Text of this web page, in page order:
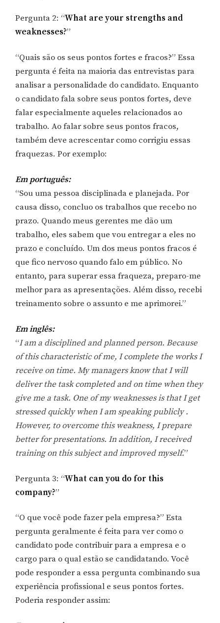
Pergunta 2: “What are your strengths and
weaknesses?”
“Quais são os seus pontos fortes e fracos?” Essa
pergunta é feita na maioria das entrevistas para
analisar a personalidade do candidato. Enquanto
o candidato fala sobre seus pontos fortes, deve
falar especialmente aqueles relacionados ao
trabalho. Ao falar sobre seus pontos fracos,
também deve acrescentar como corrigiu essas
fraquezas. Por exemplo:
Em português:
“Sou uma pessoa disciplinada e planejada. Por
causa disso, concluo os trabalhos que recebo no
prazo. Quando meus gerentes me dão um
trabalho, eles sabem que vou entregar a eles no
prazo e concluído. Um dos meus pontos fracos é
que fico nervoso quando falo em público. No
entanto, para superar essa fraqueza, preparo-me
melhor para as apresentações. Além disso, recebi
treinamento sobre o assunto e me aprimorei.”
Em inglês:
“I am a disciplined and planned person. Because
of this characteristic of me, I complete the works I
receive on time. My managers know that I will
deliver the task completed and on time when they
give me a task. One of my weaknesses is that I get
stressed quickly when I am speaking publicly .
However, to overcome this weakness, I prepare
better for presentations. In addition, I received
training on this subject and improved myself.”
Pergunta 3: “What can you do for this
company?”
“O que você pode fazer pela empresa?” Esta
pergunta geralmente é feita para ver como o
candidato pode contribuir para a empresa e o
cargo para o qual estão se candidatando. Você
pode responder a essa pergunta combinando sua
experiência profissional e seus pontos fortes.
Poderia responder assim: